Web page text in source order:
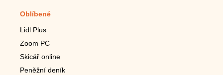
Oblíbené
Lidl Plus
Zoom PC
Skicář online
Peněžní deník